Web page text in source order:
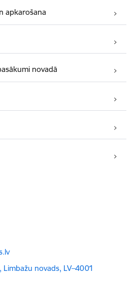
apkarošana
novadā
Limbažu novads, LV–4001